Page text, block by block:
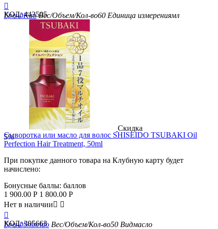

БрендKao Вес/Объем/Кол-во60 Единица измерениямл
КОД: 443505
Скидка
5%
​Сыворотка или масло для волос SHISEIDO TSUBAKI Oil
Perfection Hair Treatment, 50ml
При покупке данного товара на Клубную карту будет
начислено:
Бонусные баллы: баллов
1 900.00 Р 1 800.00 Р
Нет в наличии 

БрендShiseido Вес/Объем/Кол-во50 Видмасло
КОД: 305663